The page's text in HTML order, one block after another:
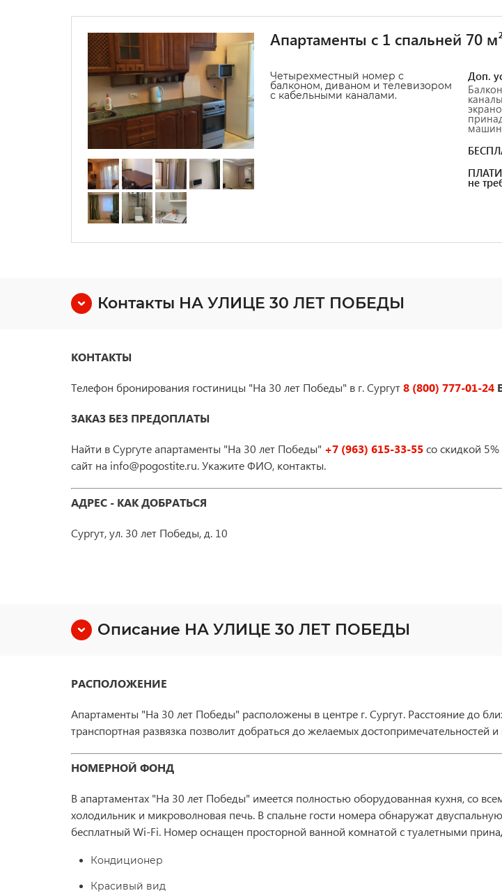
Апартаменты с 1 спальней 70
Четырехместный номер с
балконом, диваном и телевизором
с кабельными каналами.
Доп.
не
Контакты НА УЛИЦЕ 30 ЛЕТ ПОБЕДЫ
КОНТАКТЫ
Телефон бронирования гостиницы "На 30 лет Победы" в г. Сургут8 (800) 777-01-24
ЗАКАЗ БЕЗ ПРЕДОПЛАТЫ
Найти в Сургуте апартаменты "На 30 лет Победы" +7 (963) 615-33-55со скидкой
сайт на info@pogostite.ru. Укажите ФИО, контакты.
АДРЕС - КАК ДОБРАТЬСЯ
Сургут, ул. 30 лет Победы, д. 10
Описание НА УЛИЦЕ 30 ЛЕТ ПОБЕДЫ
РАСПОЛОЖЕНИЕ
Апартаменты "На 30 лет Победы" расположены в центре г. Сургут. Расстояние до
транспортная развязка позволит добраться до желаемых достопримечательностей
НОМЕРНОЙ ФОНД
В апартаментах "На 30 лет Победы" имеется полностью оборудованная кухня, со
холодильник и микроволновая печь. В спальне гости номера обнаружат
бесплатный Wi-Fi. Номер оснащен просторной ванной комнатой с туалетными
Кондиционер
Красивый вид